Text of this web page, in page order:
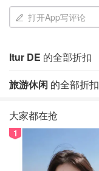
打开App写评论
Itur DE 的全部折扣
旅游休闲 的全部折扣
大家都在抢
1